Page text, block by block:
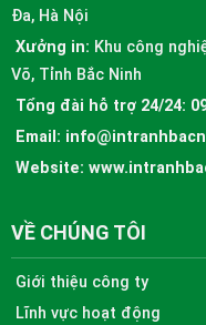
Đa, Hà Nội
Xưởng in: Khu công
Võ, Tỉnh Bắc Ninh
Tổng đài hỗ trợ 24/24:
Email:
Website:
VỀ CHÚNG TÔI
Giới thiệu công ty
Lĩnh vực hoạt động